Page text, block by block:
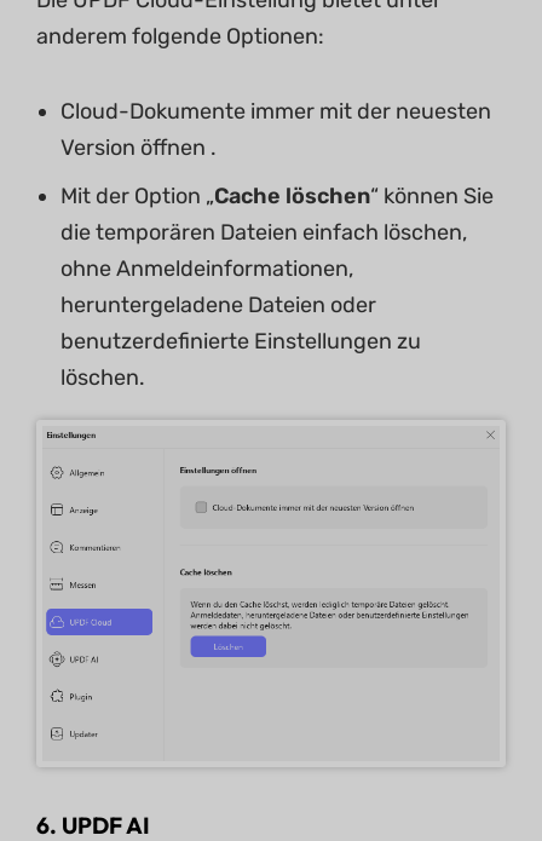
anderem folgende Optionen:
Cloud-Dokumente immer mit der neuesten
Version öffnen .
Mit der Option „Cache löschen“ können Sie
die temporären Dateien einfach löschen,
ohne Anmeldeinformationen,
heruntergeladene Dateien oder
benutzerdefinierte Einstellungen zu
löschen.
6. UPDF AI